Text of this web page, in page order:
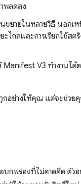
พลดลง
ยายในหลายวิธี นอกเห
ไกลและการเรียกใช้สต
V3 ทำงานได้
กอย่างให้คุณ แต่จะช่วย
กพร่องที่ไม่คาดคิด ตัวอ